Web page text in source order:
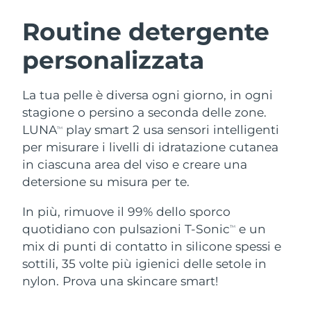
Routine detergente
personalizzata
La tua pelle è diversa ogni giorno, in ogni
stagione o persino a seconda delle zone.
LUNATM
play smart 2 usa sensori intelligenti
per misurare i livelli di idratazione cutanea
in ciascuna area del viso e creare una
detersione su misura per te.
In più, rimuove il 99% dello sporco
quotidiano con pulsazioni T-SonicTM
e un
mix di punti di contatto in silicone spessi e
sottili, 35 volte più igienici delle setole in
nylon. Prova una skincare smart!
LUNA™ 4 pacchetto
Anti-aging massage
LUNA™ 4 Plus
LUNA™ 4 Men
For men, anti-aging massage
BEAR™ 2 pacchetto
Microcurrent toning
BEAR™ 2 go
BEAR™ 2 eyes & lips
Microcurrent line smoothing device
Idratazione
UFO™ 3 pacchetto
Deep facial hydration
UFO™ 3 LED
Near-infrared and red light therapy
device
Igiene orale
Hybrid silicone sonic toothbrush
issa™ 4 plus
Smart hybrid silicone sonic toothbrush
TRATTAMENTI ANTI-AGE FAQ™
Anti-age Trattamenti LED
NEW
Austria Consegna stimata
Bahrein Consegna stimata
Belgio
Bermuda Consegna stimata18/8/26
Bosnia ed
Erzegovina
Consegna stimata
Bulgaria Consegna stimata12/8/26
Canada Consegna stimata 16/8/26